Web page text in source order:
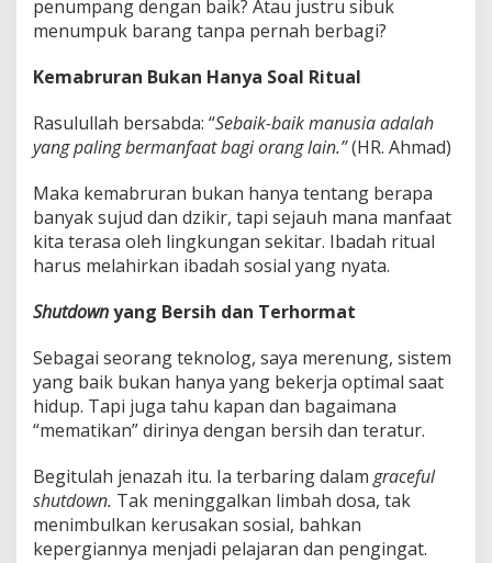
penumpang dengan baik? Atau justru sibuk
menumpuk barang tanpa pernah berbagi?
Kemabruran Bukan Hanya Soal Ritual
Rasulullah bersabda: “Sebaik-baik manusia adalah
yang paling bermanfaat bagi orang lain.”(HR. Ahmad)
Maka kemabruran bukan hanya tentang berapa
banyak sujud dan dzikir, tapi sejauh mana manfaat
kita terasa oleh lingkungan sekitar. Ibadah ritual
harus melahirkan ibadah sosial yang nyata.
Shutdownyang Bersih dan Terhormat
Sebagai seorang teknolog, saya merenung, sistem
yang baik bukan hanya yang bekerja optimal saat
hidup. Tapi juga tahu kapan dan bagaimana
“mematikan” dirinya dengan bersih dan teratur.
Begitulah jenazah itu. Ia terbaring dalam graceful
shutdown. Tak meninggalkan limbah dosa, tak
menimbulkan kerusakan sosial, bahkan
kepergiannya menjadi pelajaran dan pengingat.